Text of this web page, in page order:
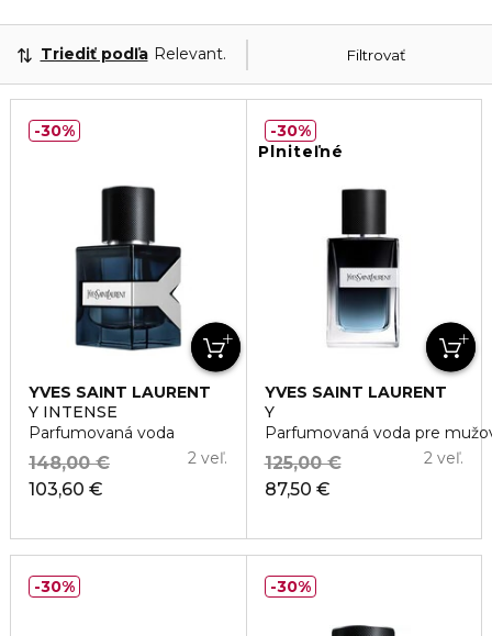
Filtrovať
Triediť podľa Relevantnosť
YVES SAINT LAURENT
Y INTENSE
Parfumovaná voda
103,60 €
148,00 € 2 veľ.
30%
Plniteľné
YVES SAINT LAURENT
Y
Parfumovaná voda pre
87,50 €
125,00 € 2 veľ.
30%
30% 30%